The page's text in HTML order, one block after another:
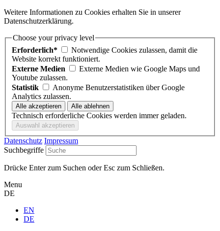
Weitere Informationen zu Cookies erhalten Sie in unserer
Datenschutzerklärung.
Choose your privacy level
Erforderlich*
Notwendige Cookies zulassen, damit die
Website korrekt funktioniert.
Externe Medien
Externe Medien wie Google Maps und
Youtube zulassen.
Statistik
Anonyme Benutzerstatistiken über Google
Analytics zulassen.
Technisch erforderliche Cookies werden immer geladen.
Datenschutz Impressum
Suchbegriffe
Drücke Enter zum Suchen oder Esc zum Schließen.
Menu
DE
EN
DE